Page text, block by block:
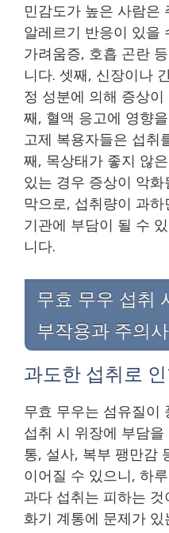
민감도가 높은 사람은
알레르기 반응이 있을
가려움증, 호흡 곤란
니다. 셋째, 신장이나
정 성분에 의해 증상
째, 혈액 응고에 영향
고제 복용자들은 섭취
째, 목상태가 좋지 않
있는 경우 증상이 악
막으로, 섭취량이 과
기관에 부담이 될 수
니다.
무효 무우 섭취
부작용과 주의
과도한 섭취로
무효 무우는 섬유질이
섭취 시 위장에 부담
통, 설사, 복부 팽만감
이어질 수 있으니, 하
과다 섭취는 피하는
화기 계통에 문제가